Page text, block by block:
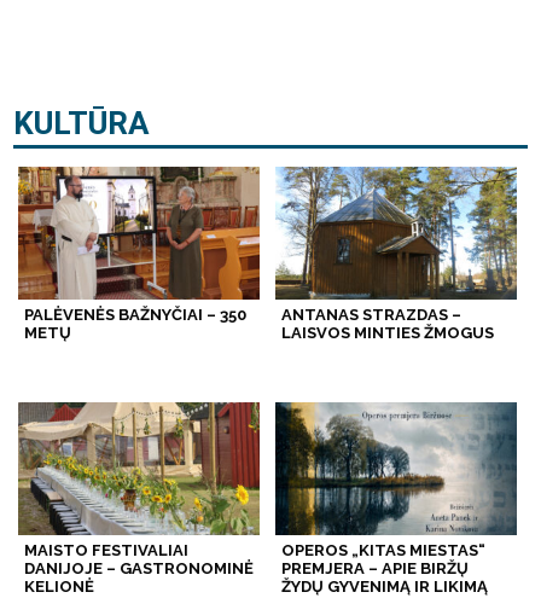
KULTŪRA
PALĖVENĖS BAŽNYČIAI – 350
METŲ
ANTANAS STRAZDAS –
LAISVOS MINTIES ŽMOGUS
MAISTO FESTIVALIAI
DANIJOJE – GASTRONOMINĖ
KELIONĖ
OPEROS „KITAS MIESTAS“
PREMJERA – APIE BIRŽŲ
ŽYDŲ GYVENIMĄ IR LIKIMĄ